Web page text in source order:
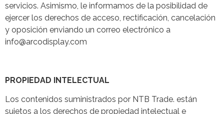
servicios. Asimismo, le informamos de la posibilidad de
ejercer los derechos de acceso, rectificación, cancelación
y oposición enviando un correo electrónico a
info@arcodisplay.com
PROPIEDAD INTELECTUAL
Los contenidos suministrados por NTB Trade. están
sujetos a los derechos de propiedad intelectual e